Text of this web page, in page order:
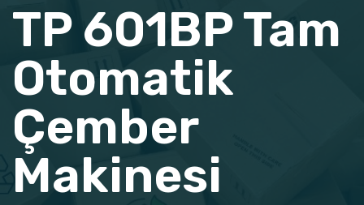
TP 601BP Tam
Otomatik
Çember
Makinesi